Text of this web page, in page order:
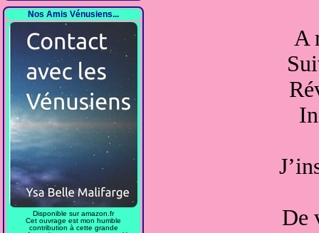
Nos Amis Vénusiens...
Disponible sur amazon.fr
Cet ouvrage est mon humble
contribution à cette grande
A
De